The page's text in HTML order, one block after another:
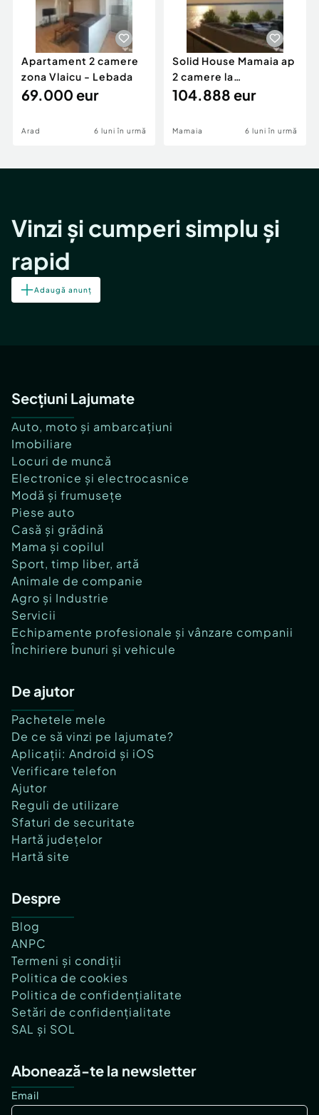
Apartament 2 camere
zona Vlaicu - Lebada
69.000 eur
Arad 6 luni în urmă
Solid House Mamaia ap
2 camere la
cheie,langa Mega
104.888 eur
Mamaia 6 luni în urmă
Vinzi și cumperi simplu și
rapid
Adaugă anunț
Secțiuni Lajumate
Auto, moto și ambarcațiuni
Imobiliare
Locuri de muncă
Electronice și electrocasnice
Modă și frumusețe
Piese auto
Casă și grădină
Mama și copilul
Sport, timp liber, artă
Animale de companie
Agro și Industrie
Servicii
Echipamente profesionale și vânzare companii
Închiriere bunuri și vehicule
De ajutor
Pachetele mele
De ce să vinzi pe lajumate?
Aplicații: Android și iOS
Verificare telefon
Ajutor
Reguli de utilizare
Sfaturi de securitate
Hartă județelor
Hartă site
Despre
Blog
ANPC
Termeni și condiții
Politica de cookies
Politica de confidențialitate
Setări de confidențialitate
SAL și SOL
Abonează-te la newsletter
Email